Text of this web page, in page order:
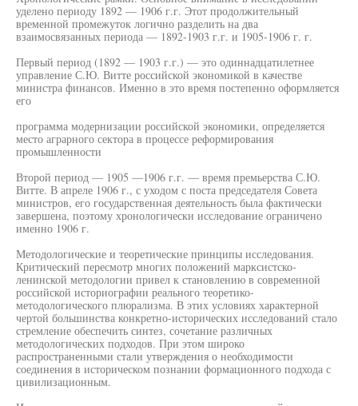
уделено периоду 1892 — 1906 г.г. Этот продолжительный
временной промежуток логично разделить на два
взаимосвязанных периода — 1892-1903 г.г. и 1905-1906 г. г.
Первый период (1892 — 1903 г.г.) — это одиннадцатилетнее
управление С.Ю. Витте российской экономикой в качестве
министра финансов. Именно в это время постепенно оформляется
его
программа модернизации российской экономики, определяется
место аграрного сектора в процессе реформирования
промышленности
Второй период — 1905 —1906 г.г. — время премьерства С.Ю.
Витте. В апреле 1906 г., с уходом с поста председателя Совета
министров, его государственная деятельность была фактически
завершена, поэтому хронологически исследование ограничено
именно 1906 г.
Методологические и теоретические принципы исследования.
Критический пересмотр многих положений марксистско-
ленинской методологии привел к становлению в современной
российской историографии реального теоретико-
методологического плюрализма. В этих условиях характерной
чертой большинства конкретно-исторических исследований стало
стремление обеспечить синтез, сочетание различных
методологических подходов. При этом широко
распространенными стали утверждения о необходимости
соединения в историческом познании формационного подхода с
цивилизационным.